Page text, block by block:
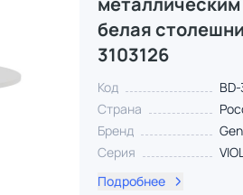
белая
3103126
Код
Страна
Бренд
Серия
Подробнее